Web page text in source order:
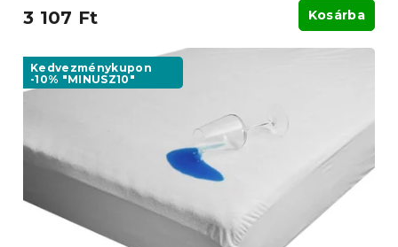
3 107 Ft Kosárba
Kedvezménykupon
-10% "MINUSZ10"